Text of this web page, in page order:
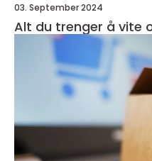
03. September 2024
Alt du trenger å vite